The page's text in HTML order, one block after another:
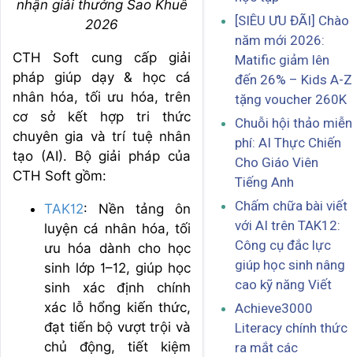
nhận giải thưởng Sao Khuê
2026
CTH Soft cung cấp giải
pháp giúp dạy & học cá
nhân hóa, tối ưu hóa, trên
cơ sở kết hợp tri thức
chuyên gia và trí tuệ nhân
tạo (AI). Bộ giải pháp của
CTH Soft gồm:
TAK12: Nền tảng ôn
luyện cá nhân hóa, tối
ưu hóa dành cho học
sinh lớp 1–12, giúp học
sinh xác định chính
xác lỗ hổng kiến thức,
đạt tiến bộ vượt trội và
chủ động, tiết kiệm
[SIÊU ƯU ĐÃI] Chào
năm mới 2026:
Matific giảm lên
đến 26% – Kids A-Z
tặng voucher 260K
Chuỗi hội thảo miễn
phí: AI Thực Chiến
Cho Giáo Viên
Tiếng Anh
Chấm chữa bài viết
với AI trên TAK12:
Công cụ đắc lực
giúp học sinh nâng
cao kỹ năng Viết
Achieve3000
Literacy chính thức
ra mắt các